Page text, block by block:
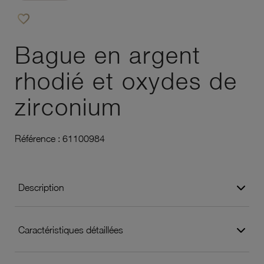
favorite_border
Bague en argent
rhodié et oxydes de
zirconium
Référence : 61100984
Description
Caractéristiques détaillées